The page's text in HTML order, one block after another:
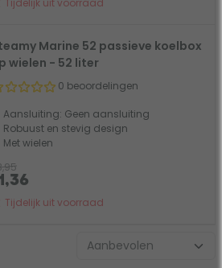
Tijdelijk uit voorraad
Marine 52 passieve koelbox
wielen - 52 liter
0 beoordelingen
Aansluiting: Geen aansluiting
Robuust en stevig design
Met wielen
Tijdelijk uit voorraad